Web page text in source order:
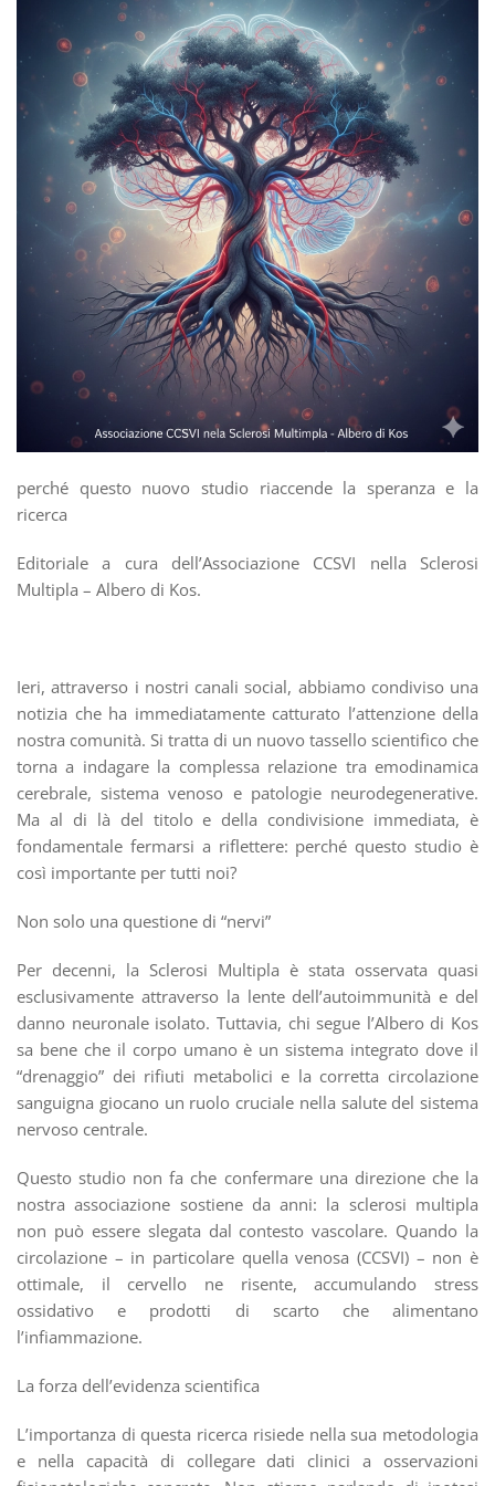
perché questo nuovo studio riaccende la speranza e la
ricerca
Editoriale a cura dell’Associazione CCSVI nella Sclerosi
Multipla – Albero di Kos.
Ieri, attraverso i nostri canali social, abbiamo condiviso una
notizia che ha immediatamente catturato l’attenzione della
nostra comunità. Si tratta di un nuovo tassello scientifico che
torna a indagare la complessa relazione tra emodinamica
cerebrale, sistema venoso e patologie neurodegenerative.
Ma al di là del titolo e della condivisione immediata, è
fondamentale fermarsi a riflettere: perché questo studio è
così importante per tutti noi?
Non solo una questione di “nervi”
Per decenni, la Sclerosi Multipla è stata osservata quasi
esclusivamente attraverso la lente dell’autoimmunità e del
danno neuronale isolato. Tuttavia, chi segue l’Albero di Kos
sa bene che il corpo umano è un sistema integrato dove il
“drenaggio” dei rifiuti metabolici e la corretta circolazione
sanguigna giocano un ruolo cruciale nella salute del sistema
nervoso centrale.
Questo studio non fa che confermare una direzione che la
nostra associazione sostiene da anni: la sclerosi multipla
non può essere slegata dal contesto vascolare. Quando la
circolazione – in particolare quella venosa (CCSVI) – non è
ottimale, il cervello ne risente, accumulando stress
ossidativo e prodotti di scarto che alimentano
l’infiammazione.
La forza dell’evidenza scientifica
L’importanza di questa ricerca risiede nella sua metodologia
e nella capacità di collegare dati clinici a osservazioni